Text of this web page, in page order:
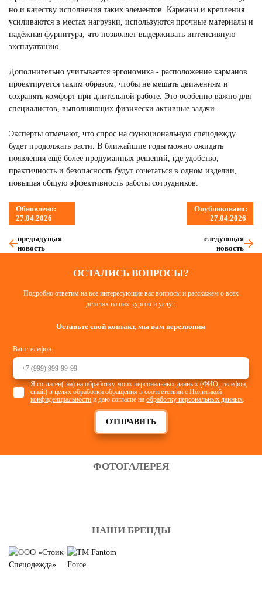
но и качеству исполнения таких элементов. Карманы и крепления
усиливаются в местах нагрузки, используются прочные материалы и
надёжная фурнитура, что позволяет выдерживать интенсивную
эксплуатацию.
Дополнительно учитывается эргономика - расположение карманов
проектируется таким образом, чтобы не мешать движениям и
сохранять комфорт при длительной работе. Это особенно важно для
специалистов, выполняющих физически активные задачи.
Эксперты отмечают, что спрос на функциональную спецодежду
будет продолжать расти. В ближайшие годы можно ожидать
появления ещё более продуманных решений, где удобство,
практичность и безопасность будут сочетаться в одном изделии,
повышая общую эффективность работы сотрудников.
Обновлено:
27.04.2026
Опубликовано:
27.04.2026
предыдущая
новость
следующая
новость
ОСТАЛИСЬ ВОПРОСЫ?
Подробно ответим на все интересующие вас вопросы и расскажем о всех
деталях наших курсов и услуг.
Оставьте свой контакт, мы вам перезвоним
Ваш телефон:
ОТПРАВИТЬ
Я согласен(-на) на обработку моих персональных данных (ФИО, телефон,
email) в целях обработки обращения в соответствии сПолитикой
конфиденциальности и даю согласие наобработку персональных данных.
ФОТОГАЛЕРЕЯ
НАШИ БРЕНДЫ